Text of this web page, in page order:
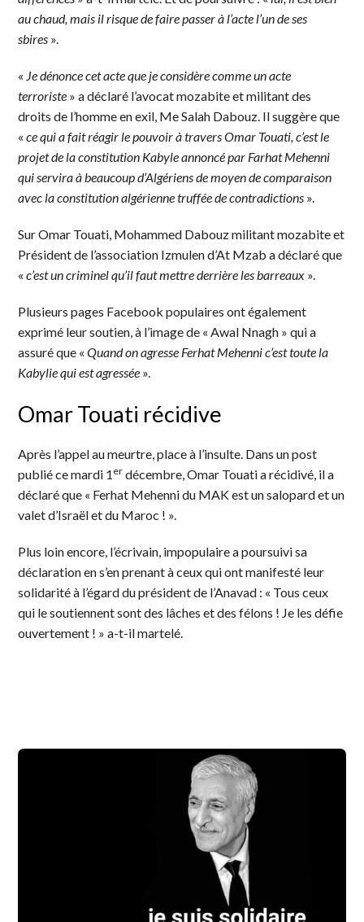
au chaud, mais il risque de faire passer à l’acte l’un de ses
sbires ».
« Je dénonce cet acte que je considère comme un acte
terroriste » a déclaré l’avocat mozabite et militant des
droits de l’homme en exil, Me Salah Dabouz. Il suggère que
«ce qui a fait réagir le pouvoir à travers Omar Touati, c’est le
projet de la constitution Kabyle annoncé par Farhat Mehenni
qui servira à beaucoup d’Algériens de moyen de comparaison
avec la constitution algérienne truffée de contradictions ».
Sur Omar Touati, Mohammed Dabouz militant mozabite et
Président de l’association Izmulen d’At Mzab a déclaré que
« c’est un criminel qu’il faut mettre derrière les barreaux ».
Plusieurs pages Facebook populaires ont également
exprimé leur soutien, à l’image de « Awal Nnagh » qui a
assuré que «Quand on agresse Ferhat Mehenni c’est toute la
Kabylie qui est agressée ».
Omar Touati récidive
Après l’appel au meurtre, place à l’insulte. Dans un post
publié ce mardi 1 er décembre, Omar Touati a récidivé, il a
déclaré que « Ferhat Mehenni du MAK est un salopard et un
valet d’Israël et du Maroc ! ».
Plus loin encore, l’écrivain, impopulaire a poursuivi sa
déclaration en s’en prenant à ceux qui ont manifesté leur
solidarité à l’égard du président de l’Anavad : « Tous ceux
qui le soutiennent sont des lâches et des félons ! Je les défie
ouvertement ! » a-t-il martelé.